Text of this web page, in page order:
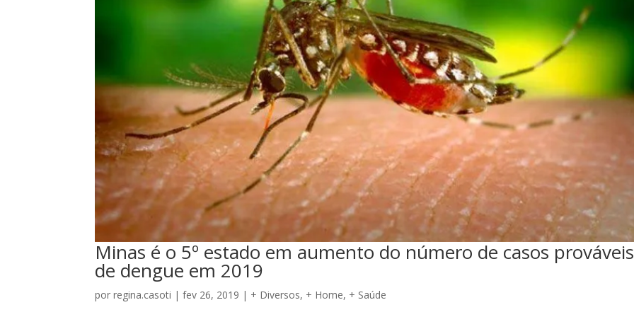
Minas é o 5º estado em aumento do número de casos prováveis
de dengue em 2019
porregina.casoti |fev 26, 2019 | + Diversos, + Home, + Saúde